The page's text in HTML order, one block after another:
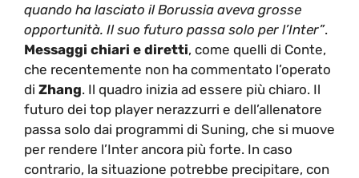
quando ha lasciato il Borussia aveva grosse
opportunità. Il suo futuro passa solo per l’Inter”.
Messaggi chiari e diretti, come quelli di Conte,
che recentemente non ha commentato l’operato
di Zhang. Il quadro inizia ad essere più chiaro. Il
futuro dei top player nerazzurri e dell’allenatore
passa solo dai programmi di Suning, che si muove
per rendere l’Inter ancora più forte. In caso
contrario, la situazione potrebbe precipitare, con